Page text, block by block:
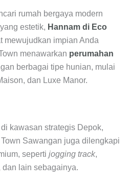
rumah bergaya modern
estetik, Hannam di Eco
mewujudkan impian Anda
menawarkan perumahan
berbagai tipe hunian, mulai
, dan Luxe Manor.
kawasan strategis Depok,
Sawangan juga dilengkapi
seperti jogging track,
dan lain sebagainya.